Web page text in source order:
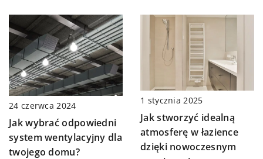
24 czerwca 2024
Jak wybrać odpowiedni
system wentylacyjny dla
twojego domu?
1 stycznia 2025
Jak stworzyć idealną
atmosferę w łazience
dzięki nowoczesnym